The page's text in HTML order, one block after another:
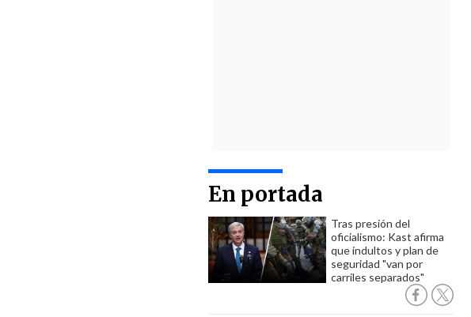
En portada
Tras presión del
oficialismo: Kast afirma
que indultos y plan de
seguridad "van por
carriles separados"